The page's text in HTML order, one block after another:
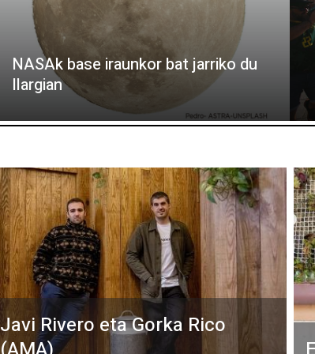
NASAk base iraunkor bat jarriko du
Ilargian
Javi Rivero eta Gorka Rico